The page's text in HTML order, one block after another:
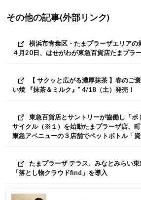
その他の記事(外部リンク)
横浜市青葉区・たまプラーザエリアの
４月20日、はせがわが東急百貨店たまプラ
【 サクッと広がる濃厚抹茶 】春のご
い焼 『抹茶＆ミルク』” 4/18（土）発売！
東急百貨店とサントリーが協働し「ボ
サイクル（※１）を始動たまプラーザ店、
東急アベニューの３店舗でペットボトル「
たまプラーザ テラス、みなとみらい
「落とし物クラウドfind」を導入